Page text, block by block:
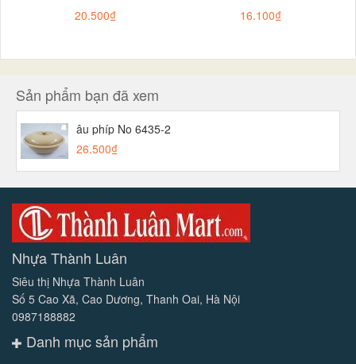
20.500₫
16.100₫
Sản phẩm bạn đã xem
âu phíp No 6435-2
26.500₫
Nhựa Thành Luân
Siêu thị Nhựa Thành Luân
Số 5 Cao Xã, Cao Dương, Thanh Oai, Hà Nội
0987188882
Danh mục sản phẩm